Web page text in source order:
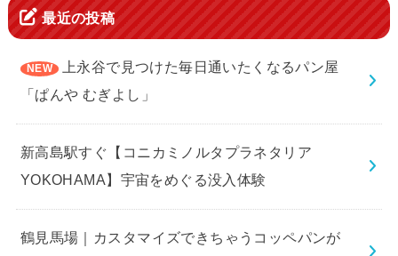
最近の投稿
上永谷で見つけた毎日通いたくなるパン屋
「ぱんや むぎよし」
新高島駅すぐ【コニカミノルタプラネタリア
YOKOHAMA】宇宙をめぐる没入体験
鶴見馬場｜カスタマイズできちゃうコッペパンが